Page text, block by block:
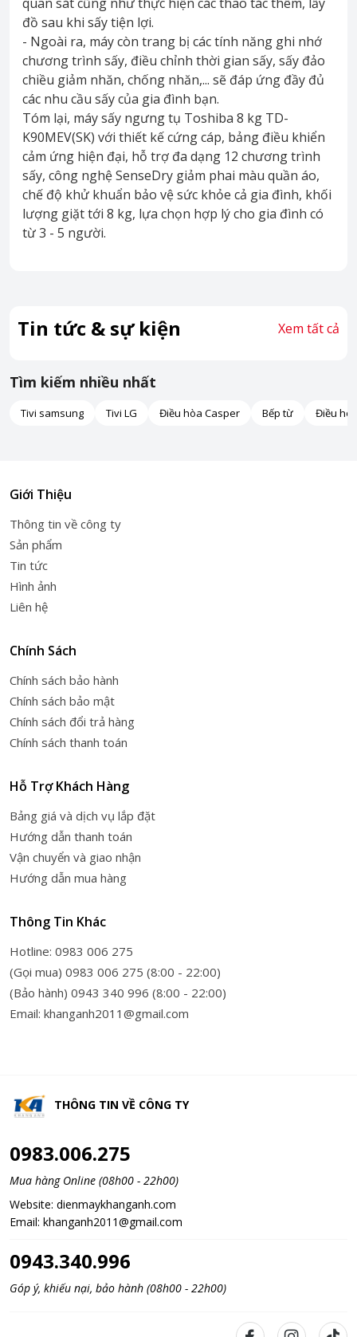
đồ sau khi sấy tiện lợi.
- Ngoài ra, máy còn trang bị các tính năng ghi nhớ
chương trình sấy, điều chỉnh thời gian sấy, sấy đảo
chiều giảm nhăn, chống nhăn,... sẽ đáp ứng đầy đủ
các nhu cầu sấy của gia đình bạn.
Tóm lại, máy sấy ngưng tụ Toshiba 8 kg TD-
K90MEV(SK) với thiết kế cứng cáp, bảng điều khiển
cảm ứng hiện đại, hỗ trợ đa dạng 12 chương trình
sấy, công nghệ SenseDry giảm phai màu quần áo,
chế độ khử khuẩn bảo vệ sức khỏe cả gia đình, khối
lượng giặt tới 8 kg, lựa chọn hợp lý cho gia đình có
từ 3 - 5 người.
Tin tức & sự kiện Xem tất cả
Tìm kiếm nhiều nhất
Tivi samsung Tivi LG Điều hòa Casper Bếp từ Điều
Giới Thiệu
Thông tin về công ty
Sản phẩm
Tin tức
Hình ảnh
Liên hệ
Chính Sách
Chính sách bảo hành
Chính sách bảo mật
Chính sách đổi trả hàng
Chính sách thanh toán
Hỗ Trợ Khách Hàng
Bảng giá và dịch vụ lắp đặt
Hướng dẫn thanh toán
Vận chuyển và giao nhận
Hướng dẫn mua hàng
Thông Tin Khác
Hotline: 0983 006 275
(Gọi mua) 0983 006 275 (8:00 - 22:00)
(Bảo hành) 0943 340 996 (8:00 - 22:00)
Email: khanganh2011@gmail.com
THÔNG TIN VỀ CÔNG TY
0983.006.275
Mua hàng Online (08h00 - 22h00)
Website: dienmaykhanganh.com
Email: khanganh2011@gmail.com
0943.340.996
Góp ý, khiếu nại, bảo hành (08h00 - 22h00)